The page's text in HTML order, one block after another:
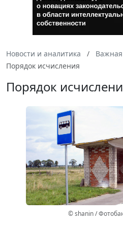
Новости и аналитика
Порядок исчисления
Порядок
© shanin /